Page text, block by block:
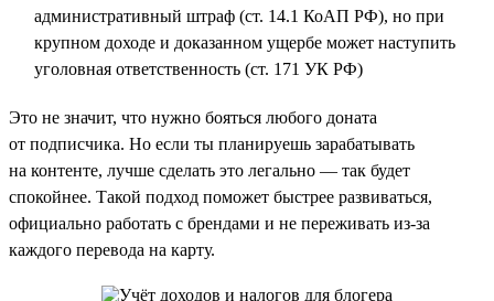
административный штраф (ст. 14.1 КоАП РФ), но при
крупном доходе и доказанном ущербе может наступить
уголовная ответственность (ст. 171 УК РФ)
Это не значит, что нужно бояться любого доната
от подписчика. Но если ты планируешь зарабатывать
на контенте, лучше сделать это легально — так будет
спокойнее. Такой подход поможет быстрее развиваться,
официально работать с брендами и не переживать из-за
каждого перевода на карту.